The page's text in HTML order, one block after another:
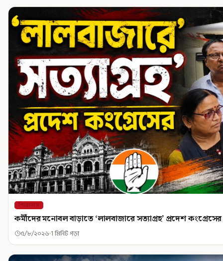
শিরোনাম
কর্মীদের মনোবল বাড়াতে ‘লালবাজারে সত্যাগ্রহ’ প্রদেশ কংগ্রেসের
৫/৮/২০২৬ 1 মিনিট পড়া